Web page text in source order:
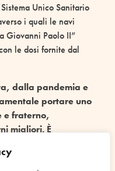
Unico Sanitario
i quali le navi
Giovanni Paolo II”
le dosi fornite dal
dalla pandemia e
portare uno
e fraterno,
migliori. È
non siano soli e che